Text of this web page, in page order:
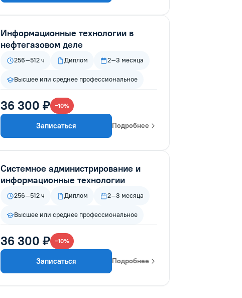
Информационные технологии в
нефтегазовом деле
256–512 ч Диплом 2–3 месяца
Высшее или среднее профессиональное
36 300 ₽ −10%
Записаться Подробнее
Системное администрирование и
информационные технологии
256–512 ч Диплом 2–3 месяца
Высшее или среднее профессиональное
36 300 ₽ −10%
Записаться Подробнее